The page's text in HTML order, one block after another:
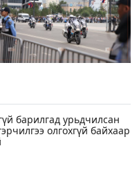
барилгад урьдчилсан
олгохгүй байхаар